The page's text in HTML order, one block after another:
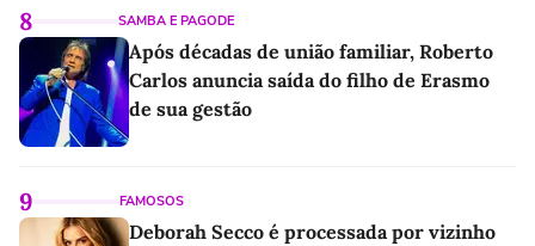
8 SAMBA E PAGODE
Após décadas de união familiar, Roberto
Carlos anuncia saída do filho de Erasmo
de sua gestão
9 FAMOSOS
Deborah Secco é processada por vizinho